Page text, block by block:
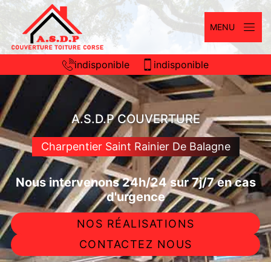
MENU
indisponible indisponible
A.S.D.P COUVERTURE
Charpentier Saint Rainier De Balagne
Nous intervenons 24h/24 sur 7j/7 en cas
d'urgence
NOS RÉALISATIONS
CONTACTEZ NOUS